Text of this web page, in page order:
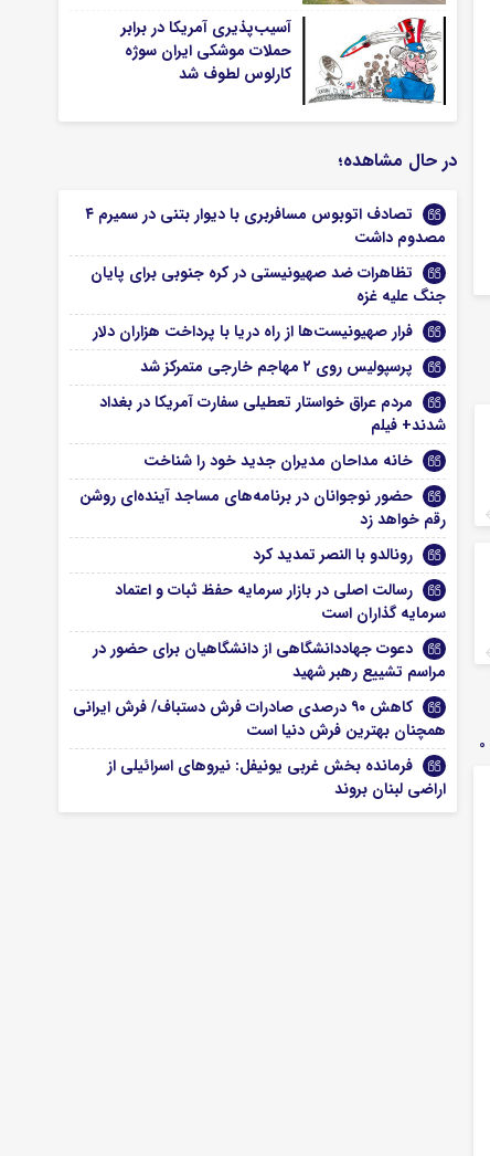
آسیب‌پذیری آمریکا در برابر
حملات موشکی ایران سوژه
کارلوس لطوف شد
در حال مشاهده؛
تصادف اتوبوس مسافربری با دیوار بتنی در سمیرم ۴
مصدوم داشت
تظاهرات ضد صهیونیستی در کره جنوبی برای پایان
جنگ علیه غزه
فرار صهیونیست‌ها از راه دریا با پرداخت هزاران دلار
پرسپولیس روی ۲ مهاجم خارجی متمرکز شد
مردم عراق خواستار تعطیلی سفارت آمریکا در بغداد
شدند+ فیلم
خانه مداحان مدیران جدید خود را شناخت
حضور نوجوانان در برنامه‌های مساجد آینده‌ای روشن
رقم خواهد زد
رونالدو با النصر تمدید کرد
رسالت اصلی در بازار سرمایه حفظ ثبات و اعتماد
سرمایه گذاران است
دعوت جهاددانشگاهی از دانشگاهیان برای حضور در
مراسم تشییع رهبر شهید
کاهش ۹۰ درصدی صادرات فرش دستباف/ فرش ایرانی
همچنان بهترین فرش دنیا است
فرمانده بخش غربی یونیفل: نیروهای اسرائیلی از
اراضی لبنان بروند